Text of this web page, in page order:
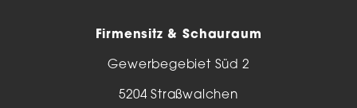
Firmensitz & Schauraum
Gewerbegebiet Süd 2
5204 Straßwalchen